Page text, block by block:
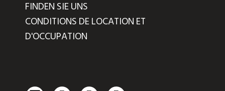
FINDEN SIE UNS
CONDITIONS DE LOCATION ET
D'OCCUPATION